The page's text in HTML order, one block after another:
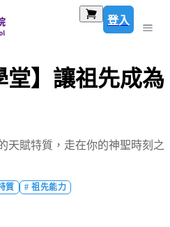
登入
堂】讓祖先成為
天賦特質，走在你的神聖時刻之
質 #祖先能力